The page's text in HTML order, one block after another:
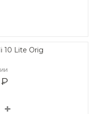
10 Lite Orig
+